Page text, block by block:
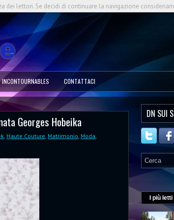
INCONTOURNABLES CONTATTACI
Georges Hobeika
, Haute Couture, Matrimonio, Moda,
DN SUI
I più letti
dei lettori. Se decidi di continuare la navigazione